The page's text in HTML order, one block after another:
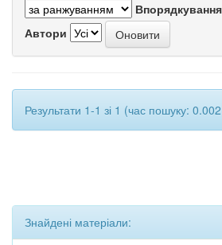
Впорядкування
Автори
Результати 1-1 зі 1 (час пошуку:
Знайдені матеріали: